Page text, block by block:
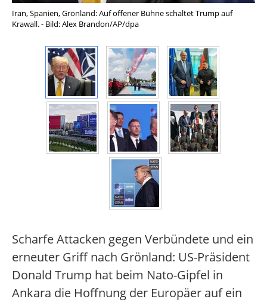
Iran, Spanien, Grönland: Auf offener Bühne schaltet Trump auf
Krawall. - Bild: Alex Brandon/AP/dpa
Scharfe Attacken gegen Verbündete und ein
erneuter Griff nach Grönland: US-Präsident
Donald Trump hat beim Nato-Gipfel in
Ankara die Hoffnung der Europäer auf ein